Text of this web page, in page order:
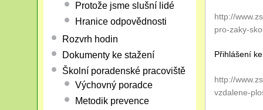
http://
pro-zaky-
Přihlášení
http://
vzdalene-
Protože jsme slušní lidé
Hranice odpovědnosti
Rozvrh hodin
Dokumenty ke stažení
Školní poradenské pracoviště
Výchovný poradce
Metodik prevence